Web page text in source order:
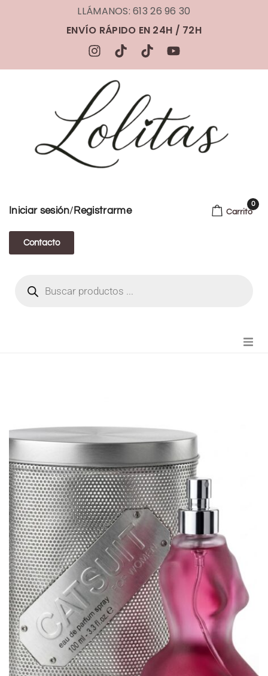
LLÁMANOS: 613 26 96 30
ENVÍO RÁPIDO EN 24H / 72H
Iniciar sesión/ Registrarme
Contacto
Carrito
0
MODA CHICA
BEAUTY
PERFUMES
BISUTERIA
BOLSOS Y MONEDEROS
CALZADO
COMPLEMENTOS